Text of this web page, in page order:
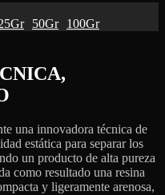
50Gr 100Gr
una innovadora técnica de
estática para separar los
un producto de alta pureza
como resultado una resina
y ligeramente arenosa,